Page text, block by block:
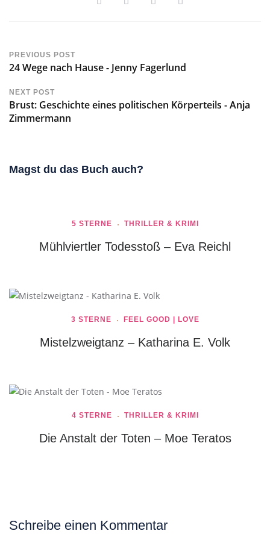
PREVIOUS POST
24 Wege nach Hause - Jenny Fagerlund
NEXT POST
Brust: Geschichte eines politischen Körperteils - Anja
Zimmermann
Magst du das Buch auch?
5 STERNE THRILLER & KRIMI
Mühlviertler Todesstoß – Eva Reichl
3 STERNE FEEL GOOD | LOVE
Mistelzweigtanz – Katharina E. Volk
4 STERNE THRILLER & KRIMI
Die Anstalt der Toten – Moe Teratos
Schreibe einen Kommentar